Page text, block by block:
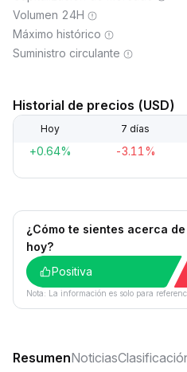
Volumen 24H
Máximo histórico
Suministro circulante
Historial de precios (USD)
Hoy 7 días
+0.64% -3.11%
¿Cómo te sientes acerca
hoy?
Positiva
Nota: La información es solo para
ResumenNoticias